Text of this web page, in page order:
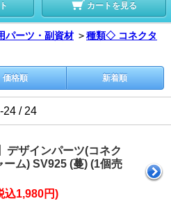
カートを見る
パーツ・副資材 ＞種類◇ コネクタ
価格順 新着順
24 / 24
デザインパーツ(コネク
ーム) SV925 (蔓) (1個売
込1,980円)